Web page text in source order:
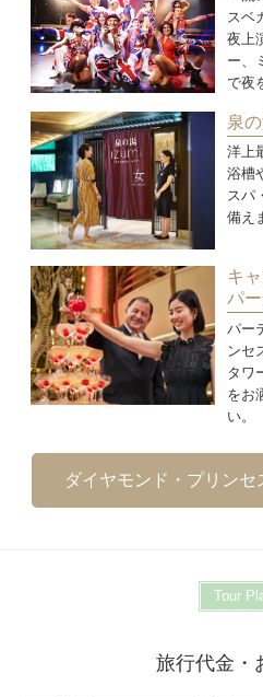
スベ
夜上
ー、
で夜
泉
洋上
浴槽
スパ
備え
キ
パ
パー
ンセ
タワ
をお
い。
ダイヤモンド・プリンセ
Tour
旅行代金・